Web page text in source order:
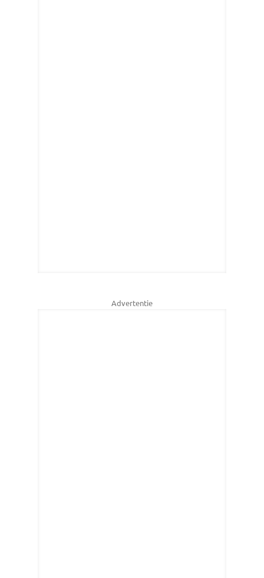
Advertentie